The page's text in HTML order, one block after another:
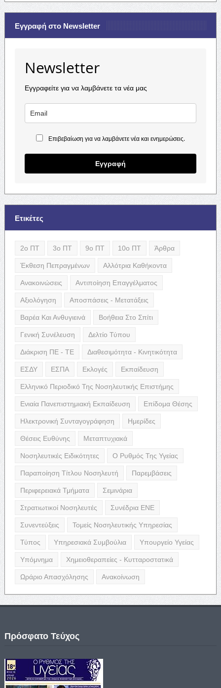
Εγγραφή στο Newsletter
Newsletter
Εγγραφείτε για να λαμβάνετε τα νέα μας
Επιβεβαίωση για να λαμβάνετε νέα και ενημερώσεις.
Εγγραφή
Ετικέτες
2ο ΠΤ 3ο ΠΤ 9ο ΠΤ 10ο ΠΤ Άρθρα
Έκθεση Πεπραγμένων Αλλότρια Καθήκοντα
Ανακοινώσεις Αντιποίηση Επαγγέλματος
Αξιολόγηση Αποσπάσεις - Μετατάξεις
Βαρέα Και Ανθυγιεινά Βοήθεια Στο Σπίτι
Γενική Συνέλευση Δελτίο Τύπου
Διάκριση ΠΕ - ΤΕ Διαθεσιμότητα - Κινητικότητα
ΕΣΔΥ ΕΣΠΑ Εκλογές Εκπαίδευση
Ελληνικό Περιοδικό Της Νοσηλευτικής Επιστήμης
Ενιαία Πανεπιστημιακή Εκπαίδευση Επίδομα Θέσης
Ηλεκτρονική Συνταγογράφηση Ημερίδες
Θέσεις Ευθύνης Μεταπτυχιακά
Νοσηλευτικές Ειδικότητες Ο Ρυθμός Της Υγείας
Παραποίηση Τίτλου Νοσηλευτή Παρεμβάσεις
Περιφερειακά Τμήματα Σεμινάρια
Στρατιωτικοί Νοσηλευτές Συνέδρια ΕΝΕ
Συνεντεύξεις Τομείς Νοσηλευτικής Υπηρεσίας
Τύπος Υπηρεσιακά Συμβούλια Υπουργείο Υγείας
Υπόμνημα Χημειοθεραπείες - Κυτταροστατικά
Ωράριο Απασχόλησης Ανακοίνωση
Πρόσφατο Τεύχος